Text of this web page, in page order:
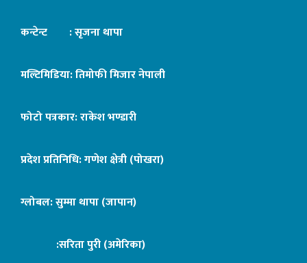
कन्टेन्ट : सृजना थापा
मल्टिमिडिया: तिमोफी मिजार नेपाली
फोटो पत्रकार: राकेश भण्डारी
प्रदेश प्रतिनिधि: गणेश क्षेत्री (पोखरा)
ग्लोबल: सुम्मा थापा (जापान)
:सरिता पुरी (अमेरिका)